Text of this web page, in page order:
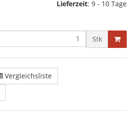
Lieferzeit: 9 - 10 Tage
Stk
Vergleichsliste